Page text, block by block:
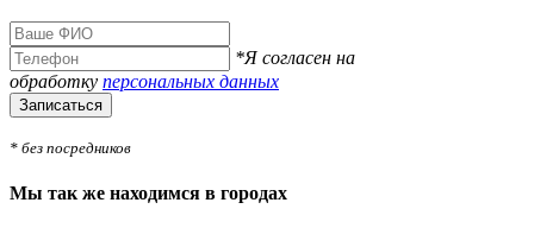
*Я согласен на
обработку персональных данных
Записаться
* без посредников
Мы так же находимся в городах